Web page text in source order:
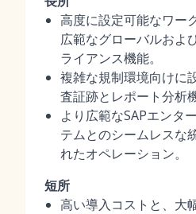
高度に設定可能なワー
広範なグローバルおよ
ライアンス機能。
複雑な規制環境向けに
査証跡とレポート分析機
より広範なSAPエンタ
テムとのシームレスな
れたオペレーション。
短所
高い導入コストと、大